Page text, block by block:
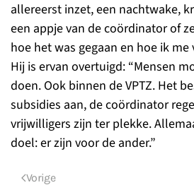
allereerst inzet, een nachtwake,
een appje van de coördinator of
hoe het was gegaan en hoe ik me
Hij is ervan overtuigd: “Mensen
doen. Ook binnen de VPTZ. Het
subsidies aan, de coördinator
vrijwilligers zijn ter plekke.
doel: er zijn voor de ander.”
Vorige